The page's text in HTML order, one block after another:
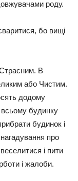
роду.
бо вищі
В
або Чистим.
додому
всьому будинку
будинок і
про
і пити
і жалоби.